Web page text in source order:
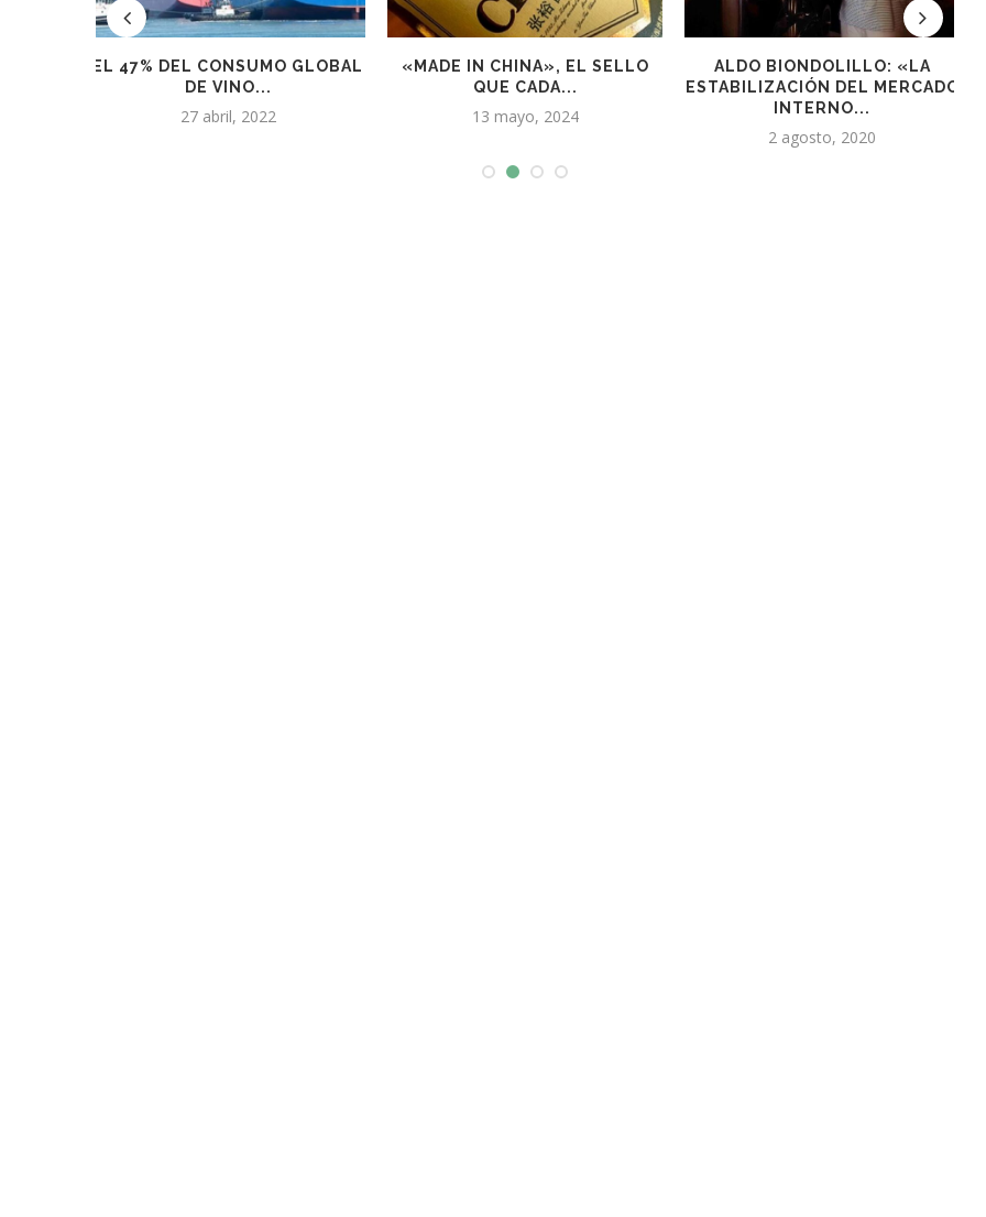
EL 47% DEL CONSUMO GLOBAL
DE VINO...
27 abril, 2022
«MADE IN CHINA», EL SELLO
QUE CADA...
13 mayo, 2024
ALDO BIONDOLILLO: «LA
ESTABILIZACIÓN DEL MERCADO
INTERNO...
2 agosto, 2020